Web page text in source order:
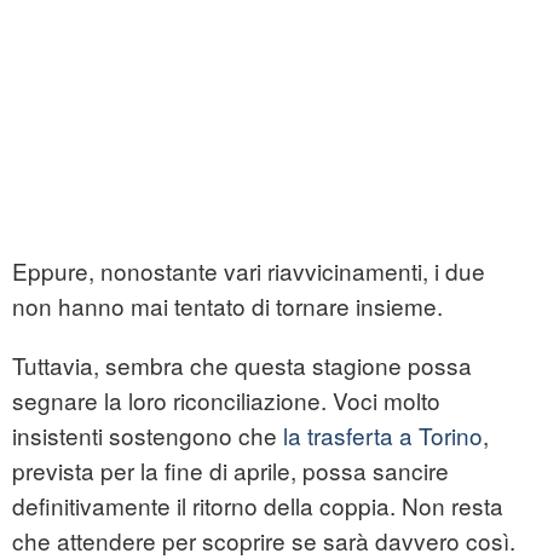
Eppure, nonostante vari riavvicinamenti, i due
non hanno mai tentato di tornare insieme.
Tuttavia, sembra che questa stagione possa
segnare la loro riconciliazione. Voci molto
insistenti sostengono che la trasferta a Torino,
prevista per la fine di aprile, possa sancire
definitivamente il ritorno della coppia. Non resta
che attendere per scoprire se sarà davvero così.